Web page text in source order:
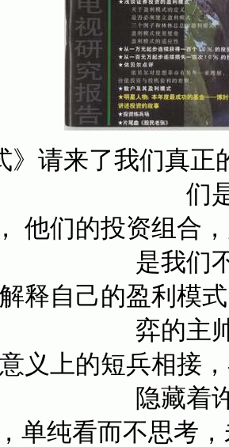
》请来了我们真正
们
他们的投资组合
是我们
释自己的盈利模
弈的主
义上的短兵相接
隐藏着
，单纯看而不思考